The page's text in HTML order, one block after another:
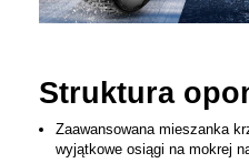
Struktura
Zaawansowana mieszanka
wyjątkowe osiągi na mokrej